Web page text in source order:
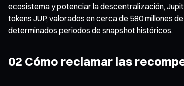
ecosistema y potenciar la descentralización,
tokens JUP, valorados en cerca de 580 millones
determinados periodos de snapshot históricos.
02 Cómo reclamar las